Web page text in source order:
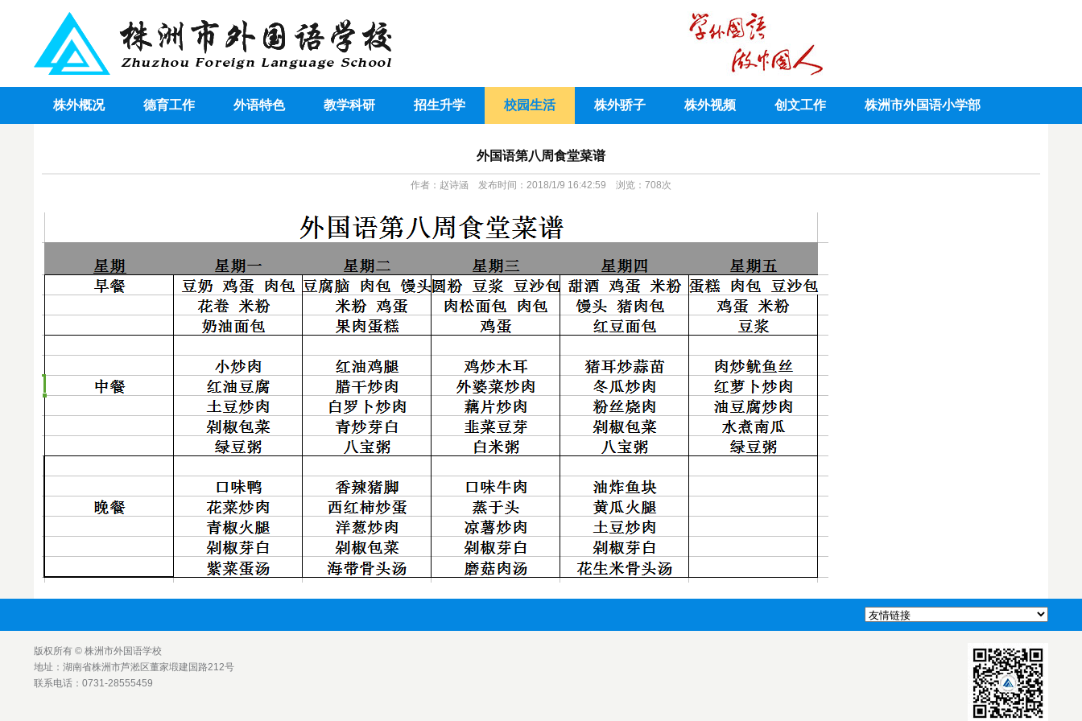
株外概况 德育工作 外语特色 教学科研 招生升学 校园生活 株外骄子 株外视频 创文工作 株洲市外国语小学部
外国语第八周食堂菜谱
作者：赵诗涵 发布时间：2018/1/9 16:42:59 浏览： 708次
版权所有 © 株洲市外国语学校
地址：湖南省株洲市芦淞区董家塅建国路212号
联系电话：0731-28555459